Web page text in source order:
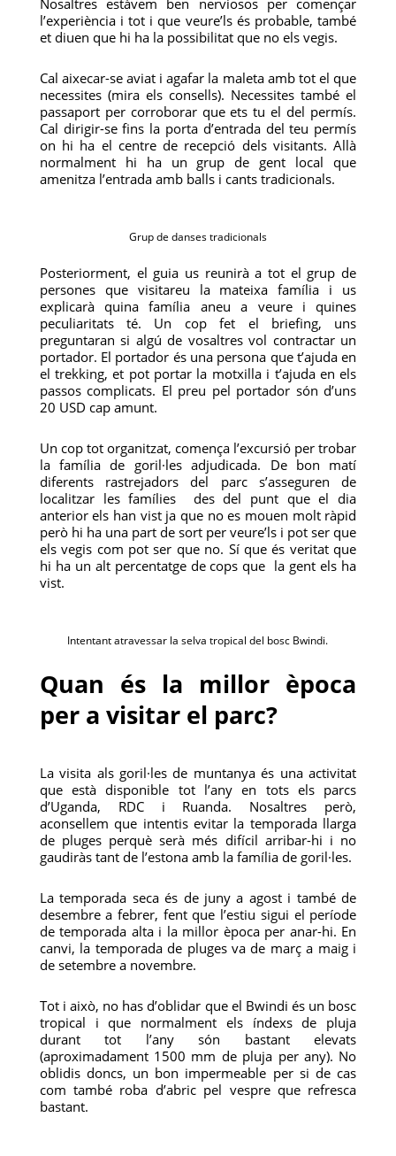
Nosaltres estàvem ben nerviosos per començar
l’experiència i tot i que veure’ls és probable, també
et diuen que hi ha la possibilitat que no els vegis.
Cal aixecar-se aviat i agafar la maleta amb tot el que
necessites (mira els consells). Necessites també el
passaport per corroborar que ets tu el del permís.
Cal dirigir-se fins la porta d’entrada del teu permís
on hi ha el centre de recepció dels visitants. Allà
normalment hi ha un grup de gent local que
amenitza l’entrada amb balls i cants tradicionals.
Grup de danses tradicionals
Posteriorment, el guia us reunirà a tot el grup de
persones que visitareu la mateixa família i us
explicarà quina família aneu a veure i quines
peculiaritats té. Un cop fet el briefing, uns
preguntaran si algú de vosaltres vol contractar un
portador. El portador és una persona que t’ajuda en
el trekking, et pot portar la motxilla i t’ajuda en els
passos complicats. El preu pel portador són d’uns
20 USD cap amunt.
Un cop tot organitzat, comença l’excursió per trobar
la família de goril·les adjudicada. De bon matí
diferents rastrejadors del parc s’asseguren de
localitzar les famílies des del punt que el dia
anterior els han vist ja que no es mouen molt ràpid
però hi ha una part de sort per veure’ls i pot ser que
els vegis com pot ser que no. Sí que és veritat que
hi ha un alt percentatge de cops que la gent els ha
vist.
Intentant atravessar la selva tropical del bosc Bwindi.
Quan és la millor època
per a visitar el parc?
La visita als goril·les de muntanya és una activitat
que està disponible tot l’any en tots els parcs
d’Uganda, RDC i Ruanda. Nosaltres però,
aconsellem que intentis evitar la temporada llarga
de pluges perquè serà més difícil arribar-hi i no
gaudiràs tant de l’estona amb la família de goril·les.
La temporada seca és de juny a agost i també de
desembre a febrer, fent que l’estiu sigui el període
de temporada alta i la millor època per anar-hi. En
canvi, la temporada de pluges va de març a maig i
de setembre a novembre.
Tot i això, no has d’oblidar que el Bwindi és un bosc
tropical i que normalment els índexs de pluja
durant tot l’any són bastant elevats
(aproximadament 1500 mm de pluja per any). No
oblidis doncs, un bon impermeable per si de cas
com també roba d’abric pel vespre que refresca
bastant.